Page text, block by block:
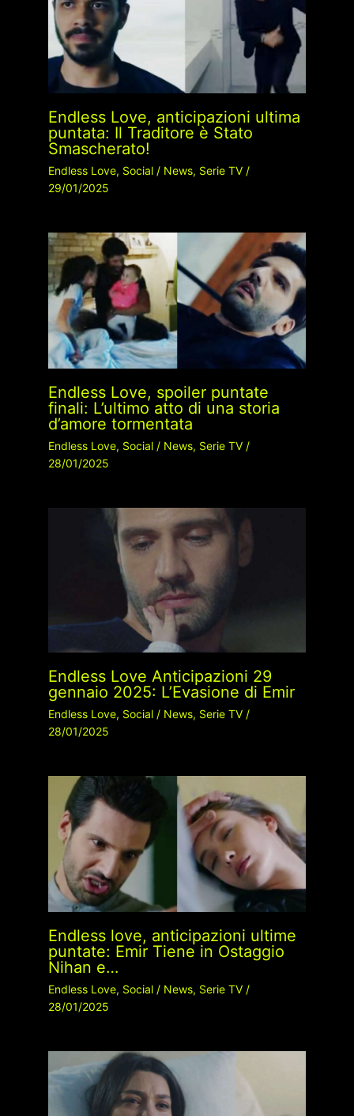
Endless Love, anticipazioni ultima
puntata: Il Traditore è Stato
Smascherato!
Endless Love, Social/ News, Serie TV/
29/01/2025
Endless Love, spoiler puntate
finali: L’ultimo atto di una storia
d’amore tormentata
Endless Love, Social/ News, Serie TV/
28/01/2025
Endless Love Anticipazioni 29
gennaio 2025: L’Evasione di Emir
Endless Love, Social/ News, Serie TV/
28/01/2025
Endless love, anticipazioni ultime
puntate: Emir Tiene in Ostaggio
Nihan e…
Endless Love, Social/ News, Serie TV/
28/01/2025